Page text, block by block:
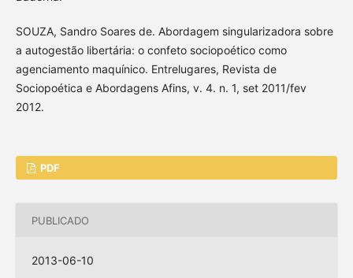
SOUZA, Sandro Soares de. Abordagem singularizadora sobre
a autogestão libertária: o confeto sociopoético como
agenciamento maquínico. Entrelugares, Revista de
Sociopoética e Abordagens Afins, v. 4. n. 1, set 2011/fev
2012.
PDF
PUBLICADO
2013-06-10